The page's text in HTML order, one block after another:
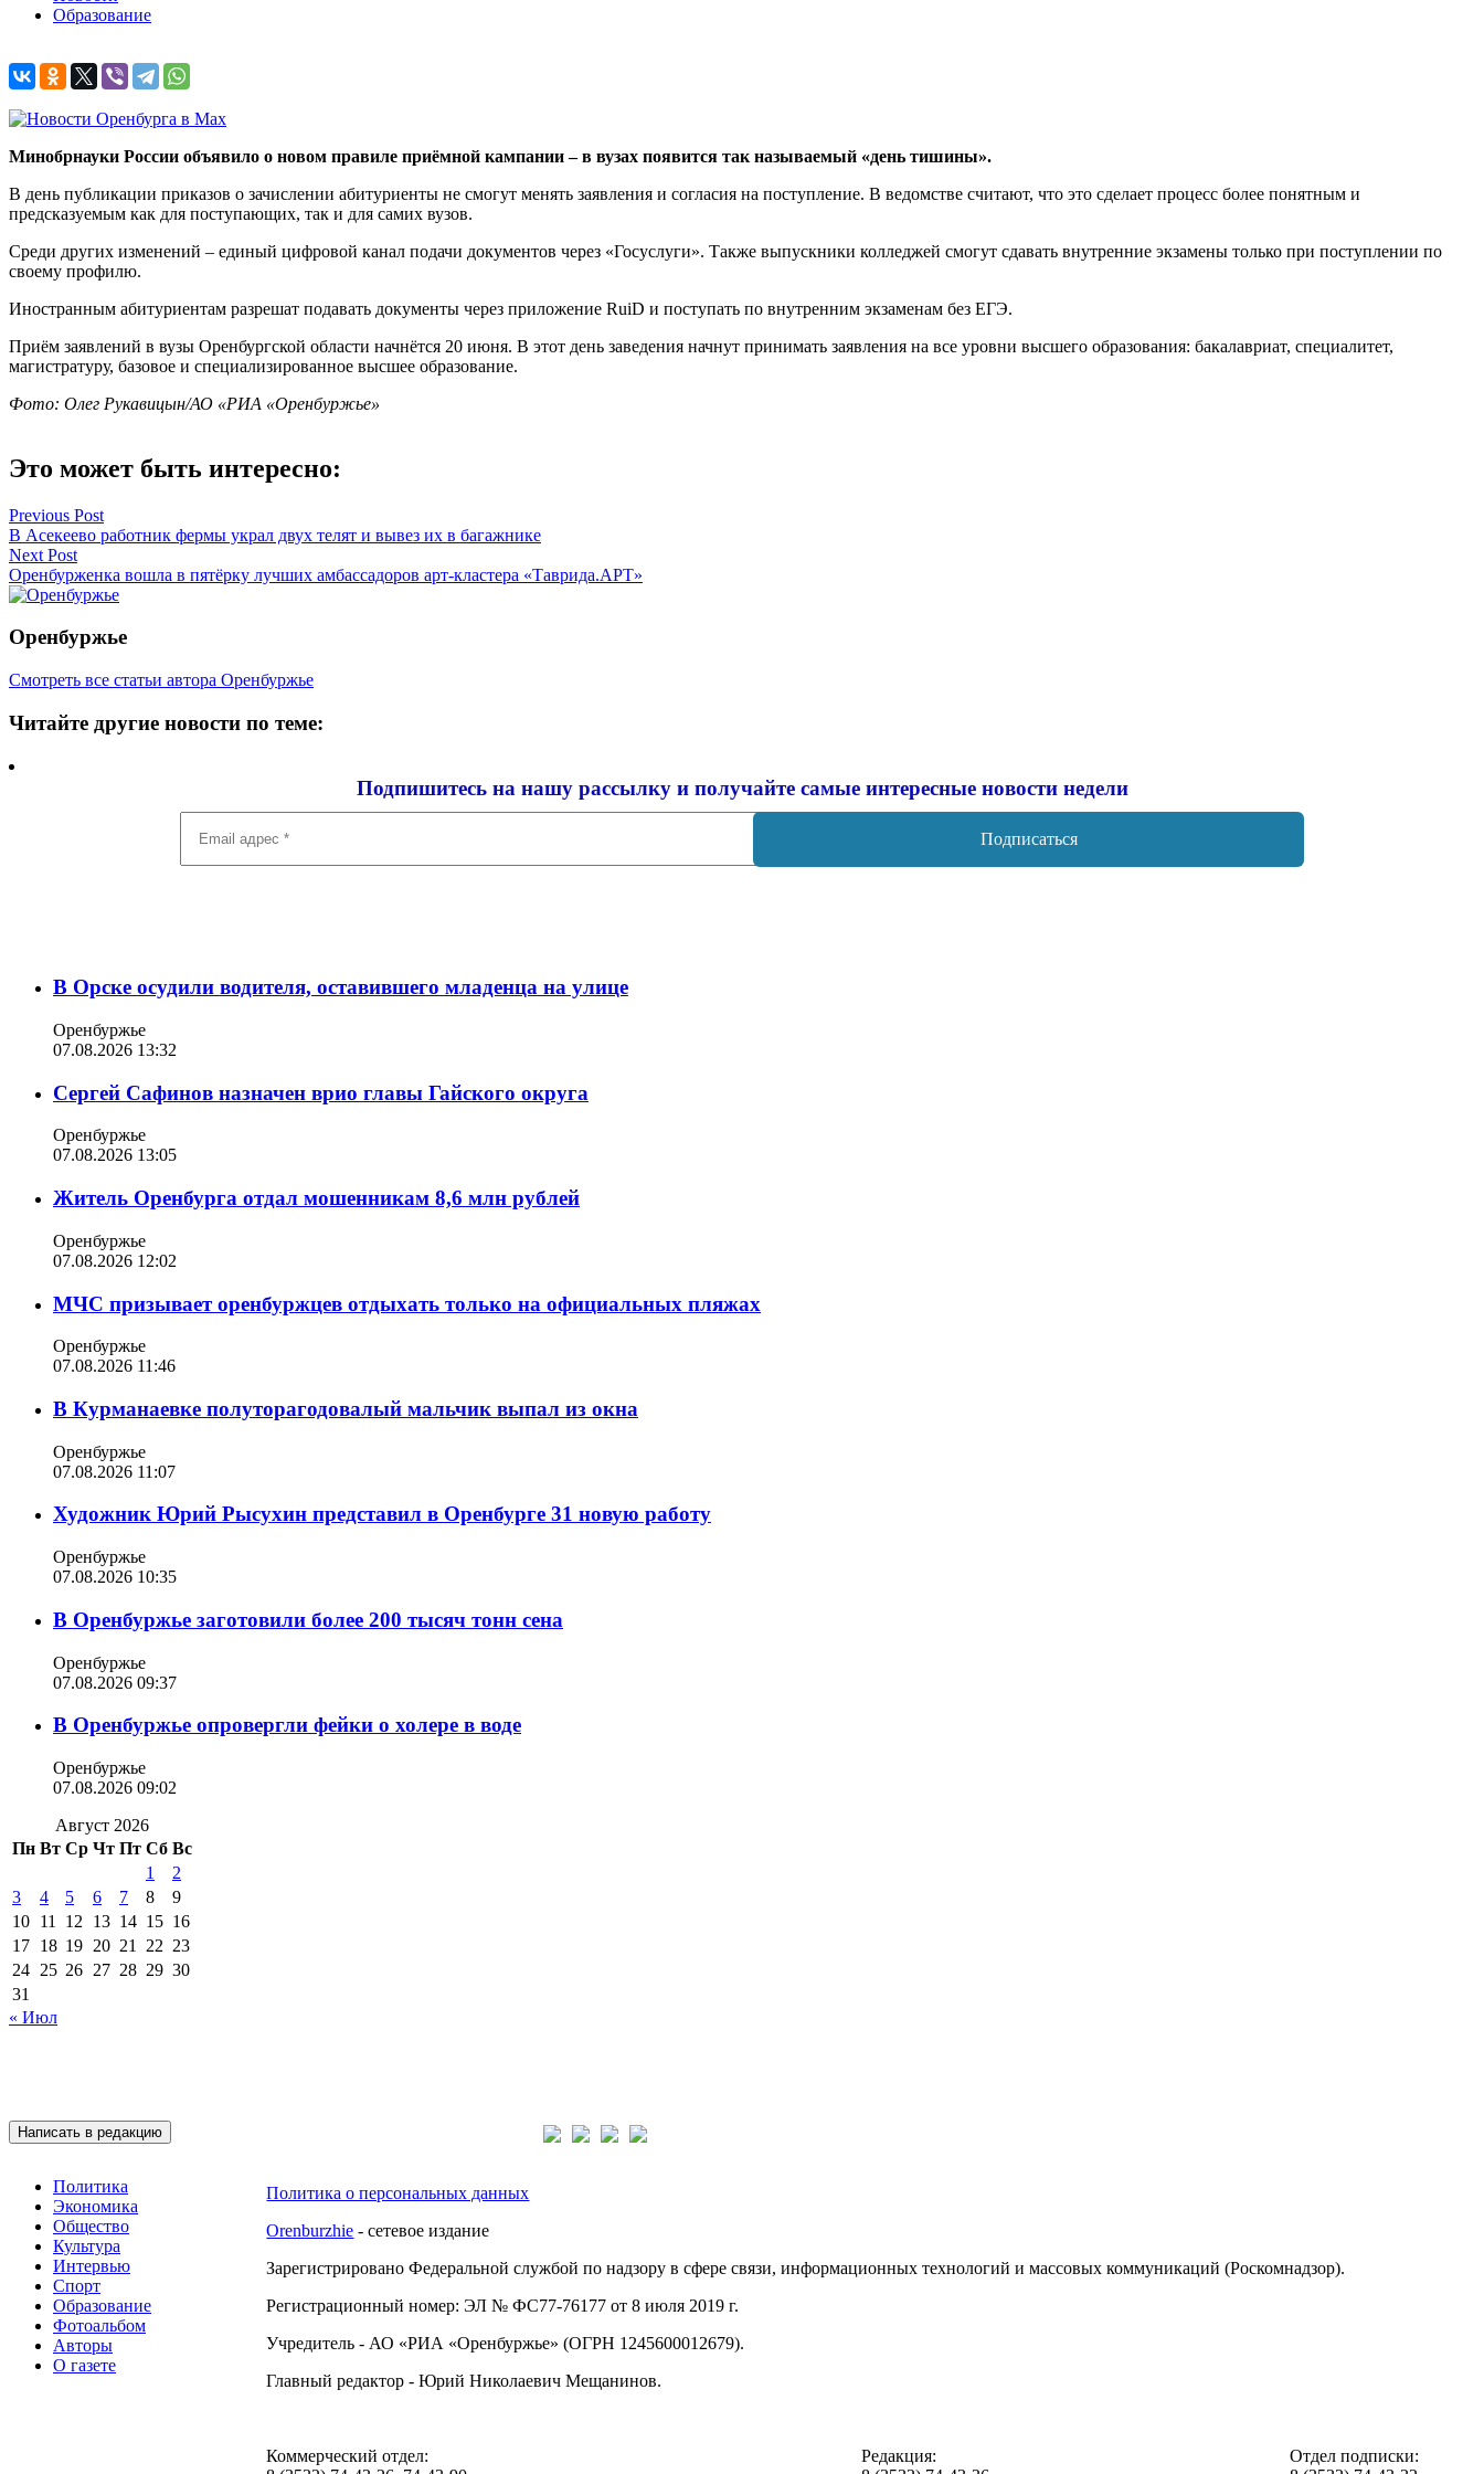
Образование
Минобрнауки России объявило о новом правиле приёмной кампании – в вузах появится так называемый «день тишины».
В день публикации приказов о зачислении абитуриенты не смогут менять заявления и согласия на поступление. В ведомстве считают, что это сделает процесс более понятным и
предсказуемым как для поступающих, так и для самих вузов.
Среди других изменений – единый цифровой канал подачи документов через «Госуслуги». Также выпускники колледжей смогут сдавать внутренние экзамены только при поступлении по
своему профилю.
Иностранным абитуриентам разрешат подавать документы через приложение RuiD и поступать по внутренним экзаменам без ЕГЭ.
Приём заявлений в вузы Оренбургской области начнётся 20 июня. В этот день заведения начнут принимать заявления на все уровни высшего образования: бакалавриат, специалитет,
магистратуру, базовое и специализированное высшее образование.
Фото: Олег Рукавицын/АО «РИА «Оренбуржье»
Это может быть интересно:
Навигация
по
записям
Previous Post
В Асекеево работник фермы украл двух телят и вывез их в багажнике
Next Post
Оренбурженка вошла в пятёрку лучших амбассадоров арт-кластера «Таврида.АРТ»
Оренбуржье
Смотреть все статьи автора Оренбуржье
Читайте другие новости по теме:
Подпишитесь на нашу рассылку и получайте самые интересные новости недели
адрес
*
В Орске осудили водителя, оставившего младенца на улице
Оренбуржье
07.08.2026 13:32
Сергей Сафинов назначен врио главы Гайского округа
Оренбуржье
07.08.2026 13:05
Житель Оренбурга отдал мошенникам 8,6 млн рублей
Оренбуржье
07.08.2026 12:02
МЧС призывает оренбуржцев отдыхать только на официальных пляжах
Оренбуржье
07.08.2026 11:46
В Курманаевке полуторагодовалый мальчик выпал из окна
Оренбуржье
07.08.2026 11:07
Художник Юрий Рысухин представил в Оренбурге 31 новую работу
Оренбуржье
07.08.2026 10:35
В Оренбуржье заготовили более 200 тысяч тонн сена
Оренбуржье
07.08.2026 09:37
В Оренбуржье опровергли фейки о холере в воде
Оренбуржье
07.08.2026 09:02
Август 2026
Пн Вт Ср Чт Пт Сб Вс
1
2
3
4 5 6 7 8
9
10 11 12 13 14 15 16
17 18 19 20 21 22 23
24 25 26 27 28 29 30
31
« Июл
Написать в редакцию
Политика
Экономика
Общество
Культура
Интервью
Спорт
Образование
Фотоальбом
Авторы
О газете
Политика о персональных данных
Orenburzhie - сетевое издание
Зарегистрировано Федеральной службой по надзору в сфере связи, информационных технологий и массовых коммуникаций (Роскомнадзор).
Регистрационный номер: ЭЛ № ФС77-76177 от 8 июля 2019 г.
Учредитель - АО «РИА «Оренбуржье» (ОГРН 1245600012679).
Главный редактор - Юрий Николаевич Мещанинов.
Коммерческий отдел:
Редакция:
Отдел подписки: